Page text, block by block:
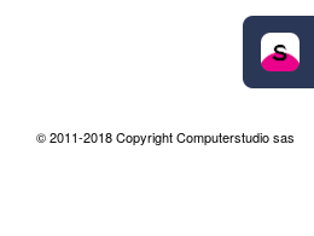
© 2011-2018 Copyright Computerstudio sas